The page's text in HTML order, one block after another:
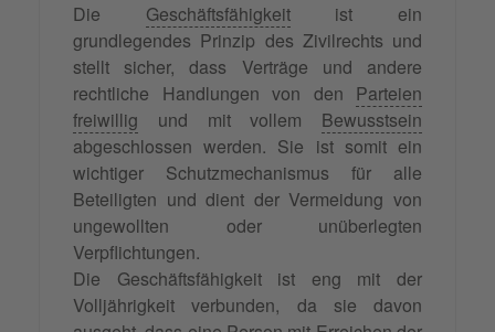
Die Geschäftsfähigkeitist ein
grundlegendes Prinzip des Zivilrechts und
stellt sicher, dass Verträge und andere
rechtliche Handlungen von den Parteien
freiwillig und mit vollem Bewusstsein
abgeschlossen werden. Sie ist somit ein
wichtiger Schutzmechanismus für alle
Beteiligten und dient der Vermeidung von
ungewollten oder unüberlegten
Verpflichtungen.
Die Geschäftsfähigkeit ist eng mit der
Volljährigkeit verbunden, da sie davon